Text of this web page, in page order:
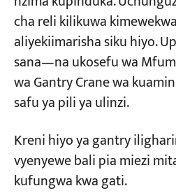
Blogu
Habari
Maombi
Kuhusu sisi
Wasiliana nasi
Hydraulic: Tofauti Kubwa
Matumizi
Kibandiko cha Reli cha
Kamari kwenye “Watu
Kibandiko cha Reli ya
Kiotomatiki chenye
Inafaa kwa Kusogea Mara
Kibanio cha Reli ya
cha reli kilikuwa
aliyekiimarisha siku hiyo.
sana—na ukosefu wa
wa Gantry Crane wa
safu ya pili ya ulinzi.
Kreni hiyo ya gantry
vyenyewe bali pia miezi
kufungwa kwa gati.